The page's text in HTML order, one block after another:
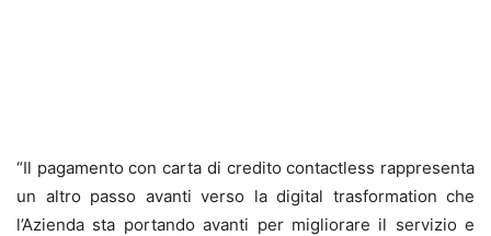
“Il pagamento con carta di credito contactless rappresenta
un altro passo avanti verso la digital trasformation che
l’Azienda sta portando avanti per migliorare il servizio e